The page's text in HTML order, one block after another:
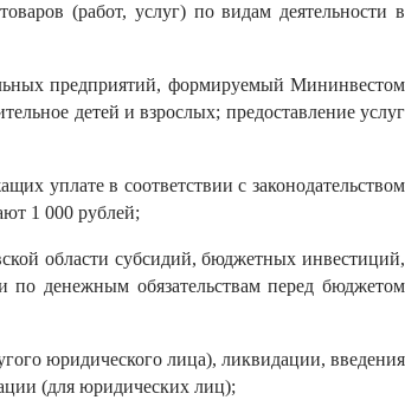
(работ, услуг) по видам деятельности в
предприятий, формируемый Мининвестом
детей и взрослых; предоставление услуг
уплате в соответствии с законодательством
1 000 рублей;
области субсидий, бюджетных инвестиций,
по денежным обязательствам перед бюджетом
юридического лица), ликвидации, введения
(для юридических лиц);